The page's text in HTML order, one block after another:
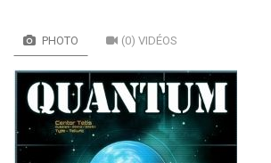
PHOTO (0) VIDÉOS